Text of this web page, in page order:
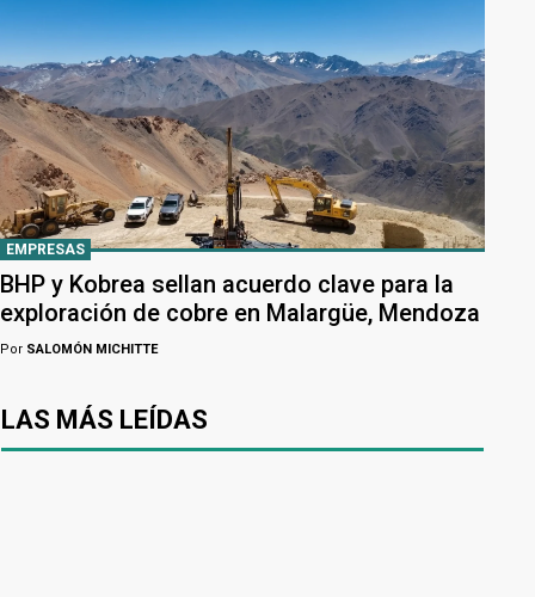
EMPRESAS
BHP y Kobrea sellan acuerdo clave para la
exploración de cobre en Malargüe, Mendoza
Por SALOMÓN MICHITTE
LAS MÁS LEÍDAS